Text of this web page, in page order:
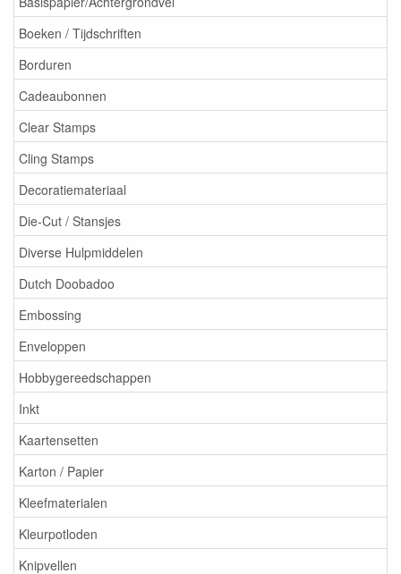
Boeken / Tijdschriften
Borduren
Cadeaubonnen
Clear Stamps
Cling Stamps
Decoratiemateriaal
Die-Cut / Stansjes
Diverse Hulpmiddelen
Dutch Doobadoo
Embossing
Enveloppen
Hobbygereedschappen
Inkt
Kaartensetten
Karton / Papier
Kleefmaterialen
Kleurpotloden
Knipvellen